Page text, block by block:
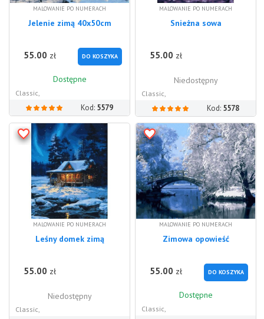
MALOWANIE PO NUMERACH
Jelenie zimą 40x50cm
55.00 zł DO KOSZYKA
Dostępne
Classic,
Kod: 5579
MALOWANIE PO NUMERACH
Snieżna sowa
55.00 zł
Niedostępny
Classic,
Kod: 5578
MALOWANIE PO NUMERACH
Leśny domek zimą
55.00 zł
Niedostępny
Classic,
MALOWANIE PO NUMERACH
Zimowa opowieść
55.00 zł DO KOSZYKA
Dostępne
Classic,